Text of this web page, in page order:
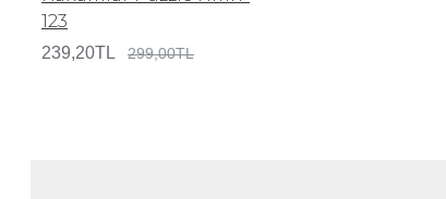
123
239,20TL 299,00TL